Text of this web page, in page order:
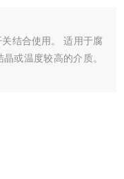
结合使用。 适用于腐
或温度较高的介质。